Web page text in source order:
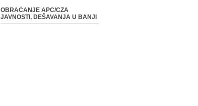
OBRAĆANJE APC/CZA
JAVNOSTI, DEŠAVANJA U BANJI